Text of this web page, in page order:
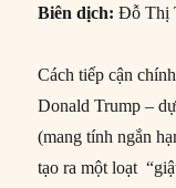
Biên dịch:Đỗ Thị
Cách tiếp cận
Donald Trump –
(mang tính ngắn
tạo ra một loạt